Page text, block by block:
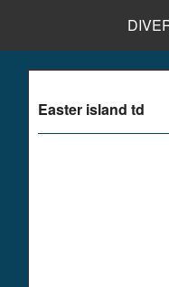
Easter island td